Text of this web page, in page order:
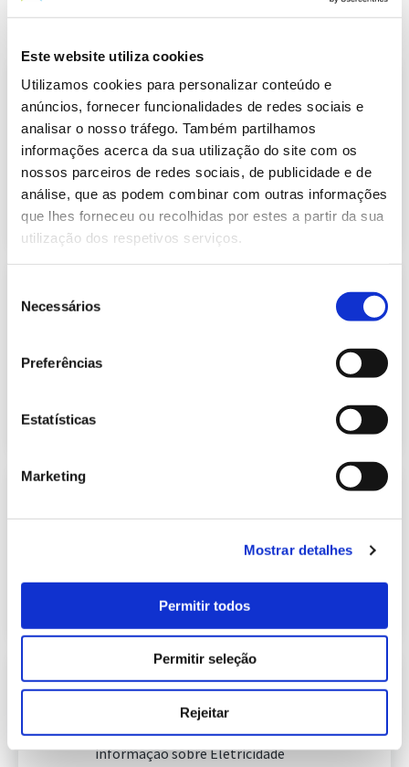
Este website utiliza cookies
Utilizamos cookies para personalizar conteúdo e
anúncios, fornecer funcionalidades de redes sociais e
analisar o nosso tráfego. Também partilhamos
informações acerca da sua utilização do site com os
nossos parceiros de redes sociais, de publicidade e de
análise, que as podem combinar com outras informações
que lhes forneceu ou recolhidas por estes a partir da sua
utilização dos respetivos serviços.
Necessários
Preferências
Estatísticas
Marketing
Mostrar detalhes
Permitir todos
Permitir seleção
Rejeitar
630.97 Kb
Informação Semanal do Sistema
Eletroprodutor da semana 42 de
2023
Publicação com periodicidade semanal, com
informação sobre Eletricidade
2023-10-23 Eletricidade
630.80 Kb
Eletroprodutor da semana 43 de
2023
informação sobre Eletricidade
2023-10-30
409.20 Kb
informação sobre Eletricidade
Eletricidade
Informação Semanal do Sistema
Eletroprodutor da semana 44 de
Publicação com periodicidade semanal, com
informação sobre Eletricidade